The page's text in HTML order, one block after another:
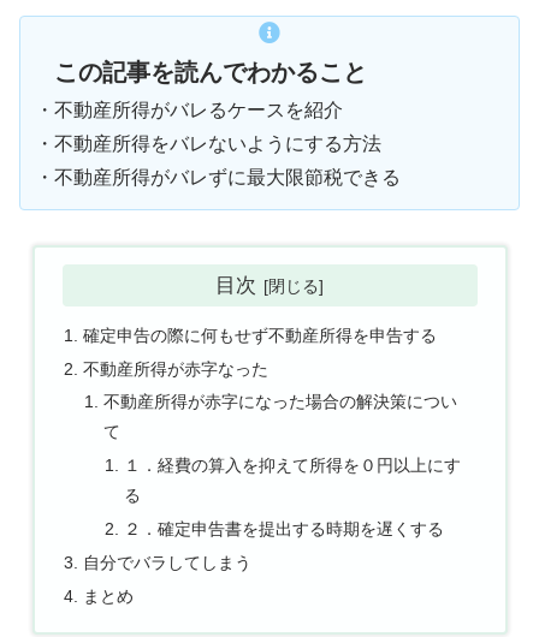
この記事を読んでわかること
・不動産所得がバレるケースを紹介
・不動産所得をバレないようにする方法
・不動産所得がバレずに最大限節税できる
目次
確定申告の際に何もせず不動産所得を申告する
不動産所得が赤字なった
不動産所得が赤字になった場合の解決策につい
て
１．経費の算入を抑えて所得を０円以上にす
る
２．確定申告書を提出する時期を遅くする
自分でバラしてしまう
まとめ